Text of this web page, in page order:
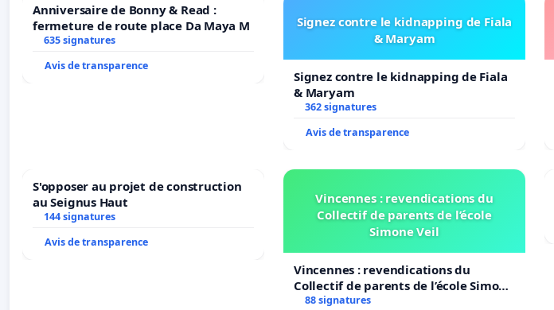
Anniversaire de Bonny & Read :
fermeture de route place Da Maya M
635 signatures
Avis de transparence
Signez contre le kidnapping de Fiala
& Maryam
Signez contre le kidnapping de Fiala
& Maryam
362 signatures
Avis de transparence
S'opposer au projet de construction
au Seignus Haut
144 signatures
Avis de transparence
Vincennes : revendications du
Collectif de parents de l’école
Simone Veil
Vincennes : revendications du
Collectif de parents de l’école Simone
Veil
88 signatures